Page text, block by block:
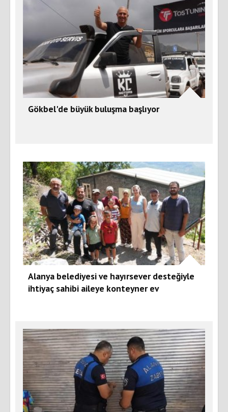
Gökbel'de büyük buluşma başlıyor
Alanya belediyesi ve hayırsever desteğiyle
ihtiyaç sahibi aileye konteyner ev